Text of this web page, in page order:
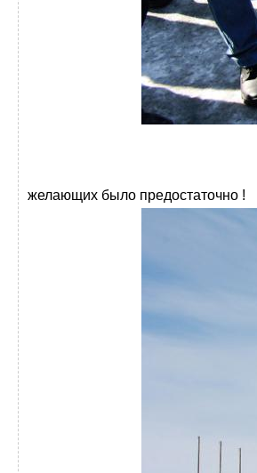
желающих было предостаточно !